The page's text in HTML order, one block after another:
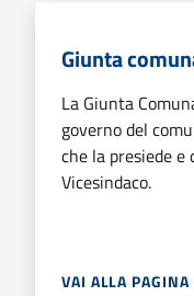
Giunta
La Giunta
governo del
che la presiede e
Vicesindaco.
VAI ALLA PAGINA